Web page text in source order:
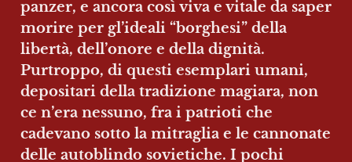
panzer, e ancora così viva e vitale da saper
morire per gl’ideali “borghesi” della
libertà, dell’onore e della dignità.
Purtroppo, di questi esemplari umani,
depositari della tradizione magiara, non
ce n’era nessuno, fra i patrioti che
cadevano sotto la mitraglia e le cannonate
delle autoblindo sovietiche. I pochi